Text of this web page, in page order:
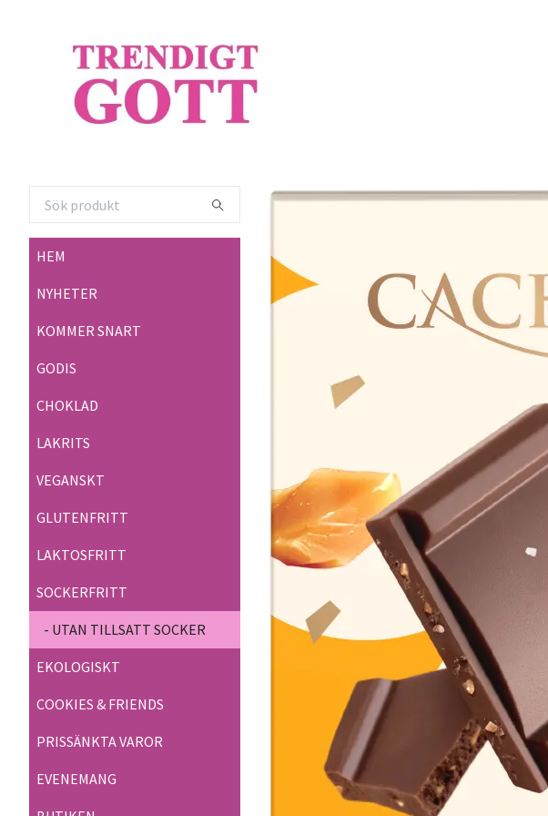
HEM
NYHETER
KOMMER SNART
GODIS
CHOKLAD
LAKRITS
VEGANSKT
GLUTENFRITT
LAKTOSFRITT
SOCKERFRITT
- UTAN TILLSATT SOCKER
EKOLOGISKT
COOKIES & FRIENDS
PRISSÄNKTA VAROR
EVENEMANG